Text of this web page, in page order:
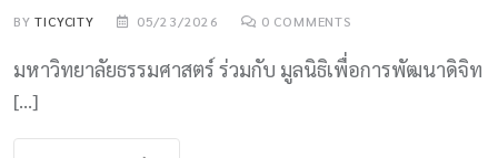
BYTICYCITY 05/23/2026 0 COMMENTS
มหาวิทยาลัยธรรมศาสตร์ ร่วมกับ มูลนิธิเพื่อการพัฒนาดิจิท
[…]